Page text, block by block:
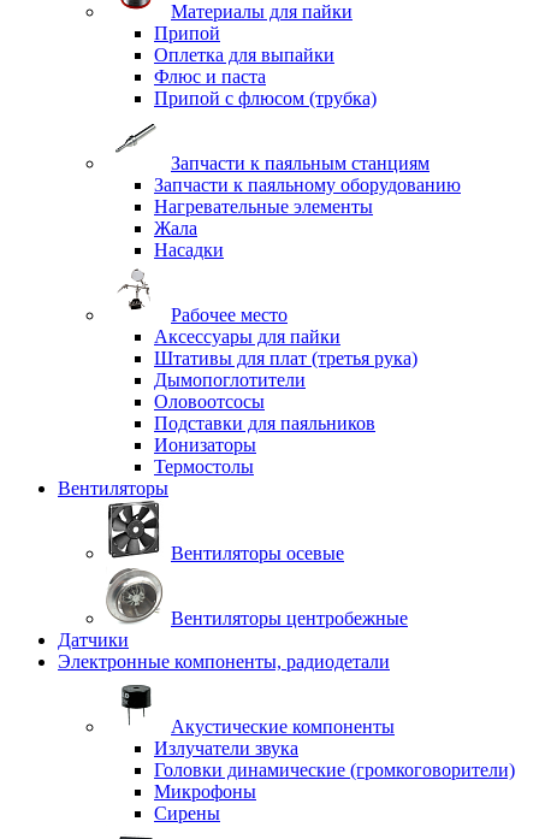
Материалы для пайки
Припой
Оплетка для выпайки
Флюс и паста
Припой с флюсом (трубка)
Запчасти к паяльным станциям
Запчасти к паяльному оборудованию
Нагревательные элементы
Жала
Насадки
Рабочее место
Аксессуары для пайки
Штативы для плат (третья рука)
Дымопоглотители
Оловоотсосы
Подставки для паяльников
Ионизаторы
Термостолы
Вентиляторы
Вентиляторы осевые
Вентиляторы центробежные
Датчики
Электронные компоненты, радиодетали
Акустические компоненты
Излучатели звука
Головки динамические (громкоговорители)
Микрофоны
Сирены